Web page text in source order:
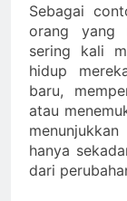
Sebagai
orang yang
sering kali
hidup
baru,
atau
hanya
dari